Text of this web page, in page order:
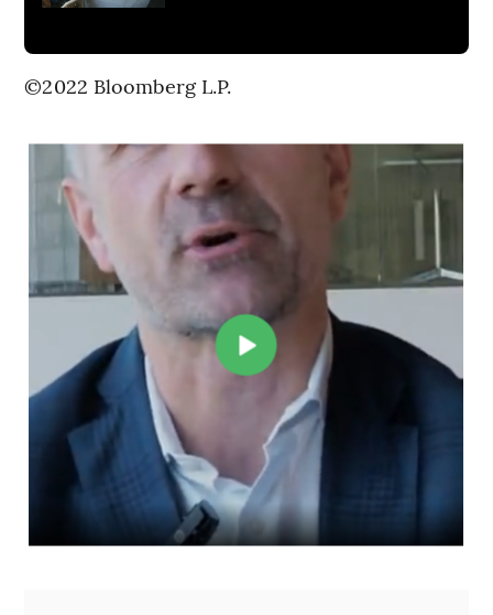
©2022 Bloomberg L.P.